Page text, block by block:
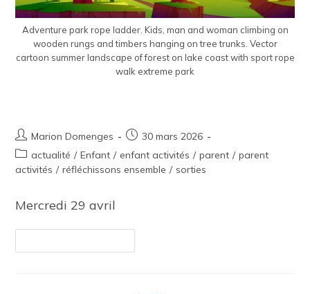
Adventure park rope ladder. Kids, man and woman climbing on
wooden rungs and timbers hanging on tree trunks. Vector
cartoon summer landscape of forest on lake coast with sport rope
walk extreme park
Marion Domenges
30 mars 2026
actualité / Enfant / enfant activités / parent / parent
activités / réfléchissons ensemble / sorties
Mercredi 29 avril